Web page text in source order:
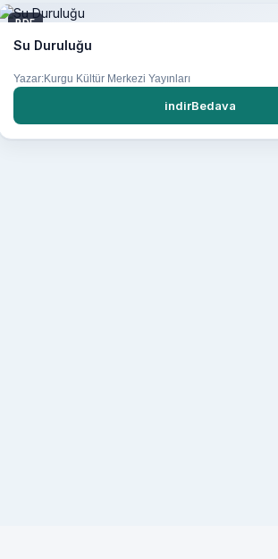
PDF
Su Duruluğu
Yazar:Kurgu Kültür Merkezi Yayınları
indirBedava